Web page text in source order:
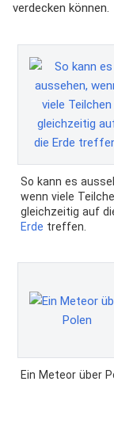
verdecken können.
So kann es
wenn viele
gleichzeitig auf
Erde treffen.
Ein Meteor über